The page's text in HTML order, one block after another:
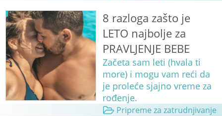
8 razloga zašto je
LETO najbolje za
PRAVLJENJE BEBE
Začeta sam leti (hvala ti
more) i mogu vam reći da
je proleće sjajno vreme za
rođenje.
Pripreme za zatrudnjivanje